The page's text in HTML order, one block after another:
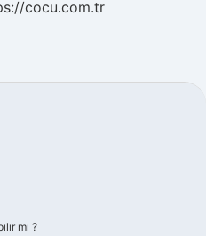
cocu.com.tr
mı ?